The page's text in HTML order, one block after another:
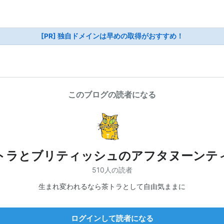
[PR] 独自ドメインは早めの取得がおすすめ！
このブログの読者になる
ラとブリティッシュのアフタヌーンテ
510人の読者
生まれ変われるなら茶トラとして自由気ままに
ログインして読者になる